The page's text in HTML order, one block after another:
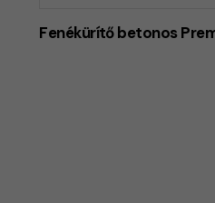
Fenékürítő betonos